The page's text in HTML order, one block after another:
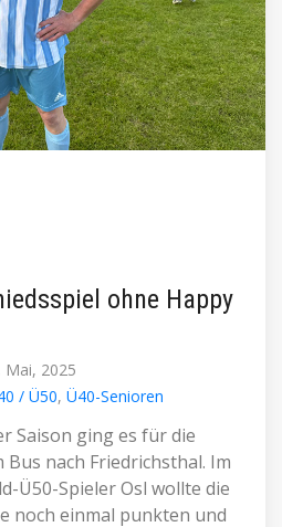
ohne Happy
Mai, 2025
/ Ü50, Ü40-Senioren
Saison ging es für die
nach Friedrichsthal. Im
Ü50-Spieler Osl wollte die
noch einmal punkten und